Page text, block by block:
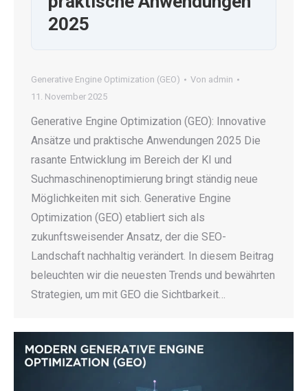
2025
Generative Engine Optimization (GEO) Von admin
11. November 2025
Generative Engine Optimization (GEO): Innovative
Ansätze und praktische Anwendungen 2025 Die
rasante Entwicklung im Bereich der KI und
Suchmaschinenoptimierung bringt ständig neue
Möglichkeiten mit sich. Generative Engine
Optimization (GEO) etabliert sich als
zukunftsweisender Ansatz, der die SEO-
Landschaft nachhaltig verändert. In diesem Beitrag
beleuchten wir die neuesten Trends und bewährten
Strategien, um mit GEO die Sichtbarkeit…